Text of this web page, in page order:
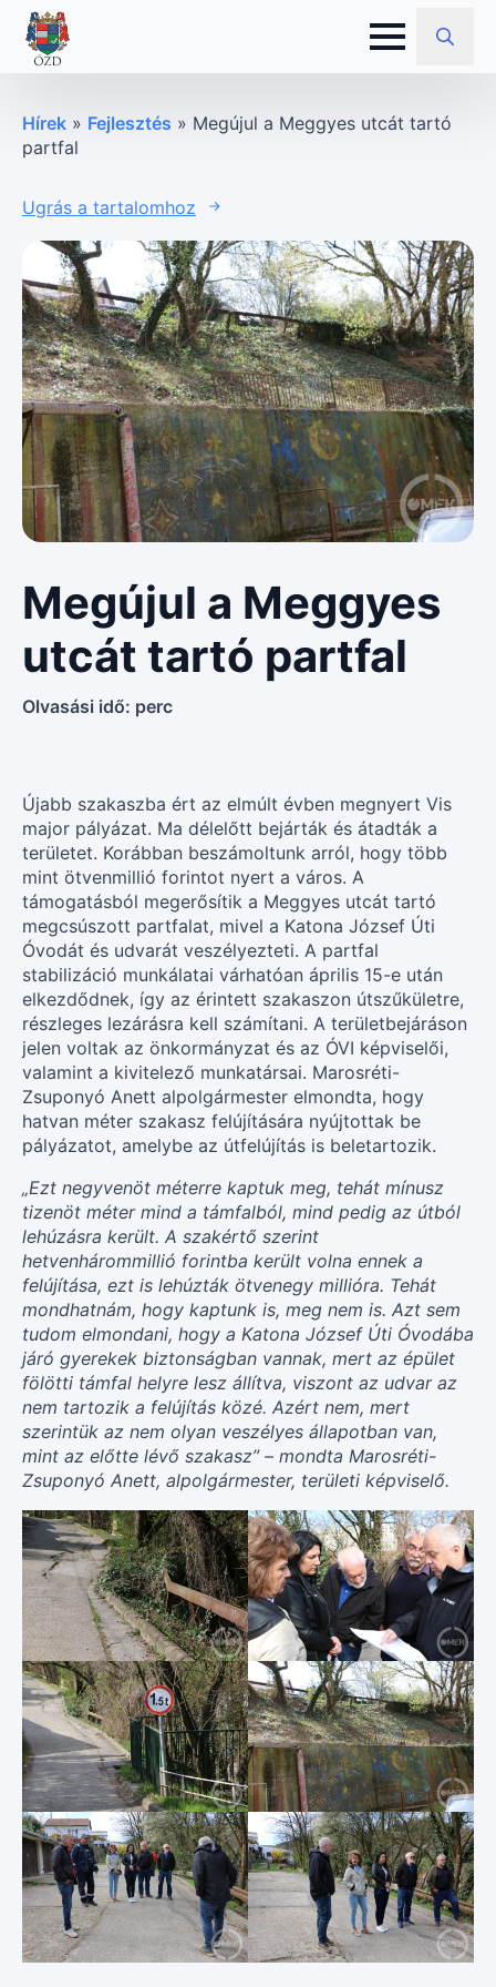
Search
Hírek » Fejlesztés » Megújul a Meggyes utcát tartó
partfal
Ugrás a tartalomhoz
Megújul a Meggyes
utcát tartó partfal
Olvasási idő: perc
Újabb szakaszba ért az elmúlt évben megnyert Vis
major pályázat. Ma délelőtt bejárták és átadták a
területet. Korábban beszámoltunk arról, hogy több
mint ötvenmillió forintot nyert a város. A
támogatásból megerősítik a Meggyes utcát tartó
megcsúszott partfalat, mivel a Katona József Úti
Óvodát és udvarát veszélyezteti. A partfal
stabilizáció munkálatai várhatóan április 15-e után
elkezdődnek, így az érintett szakaszon útszűkületre,
részleges lezárásra kell számítani. A területbejáráson
jelen voltak az önkormányzat és az ÓVI képviselői,
valamint a kivitelező munkatársai. Marosréti-
Zsuponyó Anett alpolgármester elmondta, hogy
hatvan méter szakasz felújítására nyújtottak be
pályázatot, amelybe az útfelújítás is beletartozik.
„Ezt negyvenöt méterre kaptuk meg, tehát mínusz
tizenöt méter mind a támfalból, mind pedig az útból
lehúzásra került. A szakértő szerint
hetvenhárommillió forintba került volna ennek a
felújítása, ezt is lehúzták ötvenegy millióra. Tehát
mondhatnám, hogy kaptunk is, meg nem is. Azt sem
tudom elmondani, hogy a Katona József Úti Óvodába
járó gyerekek biztonságban vannak, mert az épület
fölötti támfal helyre lesz állítva, viszont az udvar az
nem tartozik a felújítás közé. Azért nem, mert
szerintük az nem olyan veszélyes állapotban van,
mint az előtte lévő szakasz” – mondta Marosréti-
Zsuponyó Anett, alpolgármester, területi képviselő.